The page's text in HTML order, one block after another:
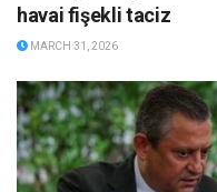
havai fişekli taciz
MARCH 31, 2026